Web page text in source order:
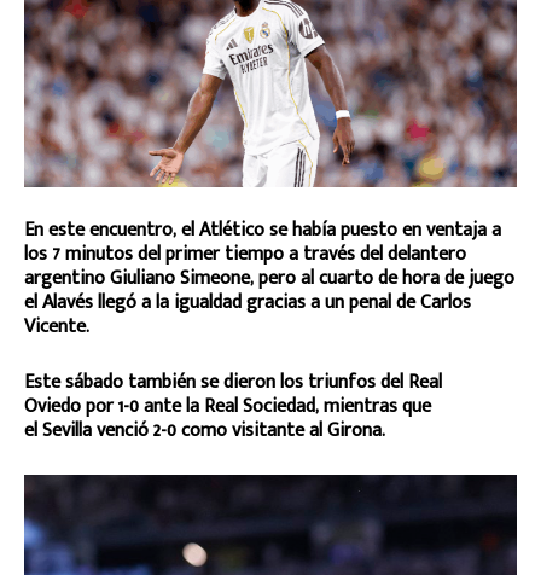
En este encuentro, el Atlético se había puesto en ventaja a
los 7 minutos del primer tiempo a través del delantero
argentino Giuliano Simeone, pero al cuarto de hora de juego
el Alavés llegó a la igualdad gracias a un penal de Carlos
Vicente.
Este sábado también se dieron los triunfos del Real
Oviedo por 1-0 ante la Real Sociedad, mientras que
el Sevilla venció 2-0 como visitante al Girona.